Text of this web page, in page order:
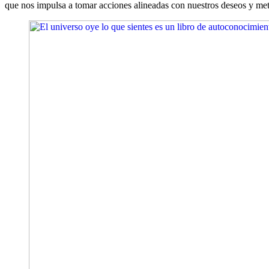
que nos impulsa a tomar acciones alineadas con nuestros deseos y